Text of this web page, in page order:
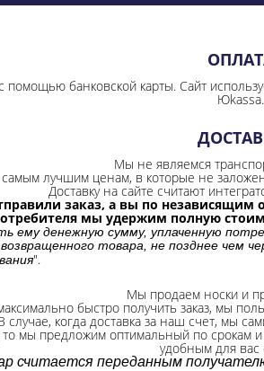
помощью банковской карты. Сайт
Юkassa.
Мы не являемся
лучшим ценам, в которые не
Доставку на сайте считают
заказ, а вы по независящим
мы удержим полную
ему денежную сумму, уплаченную
товара, не позднее чем
".
Мы продаем носки и
быстро получить заказ, мы
случае, когда доставка за наш счет, мы
мы предложим оптимальный по срокам
удобным для вас
считается переданным